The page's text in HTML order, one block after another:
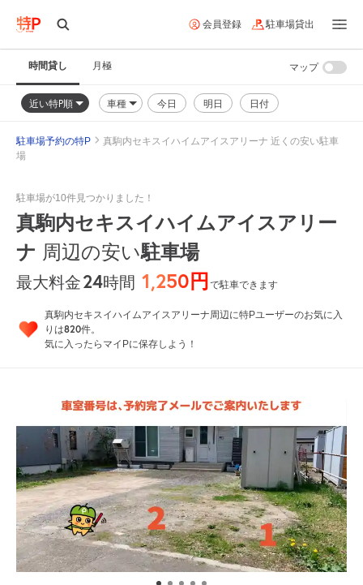
会員登録 駐車場貸出
時間貸し 月極
近い特P順 車種 今日 明日 日付
マップ
駐車場予約の特P
真駒内セキスイハイムアイスアリーナ 近くの安い駐車
場
駐車場が10件見つかりました！
真駒内セキスイハイムアイスアリー
ナ 周辺の安い駐車場
最大料金24時間 1,250円で駐車できます
真駒内セキスイハイムアイスアリーナ周辺に特Pユーザーのお気に入
りは820件。
気に入ったらマイPに保存しよう！